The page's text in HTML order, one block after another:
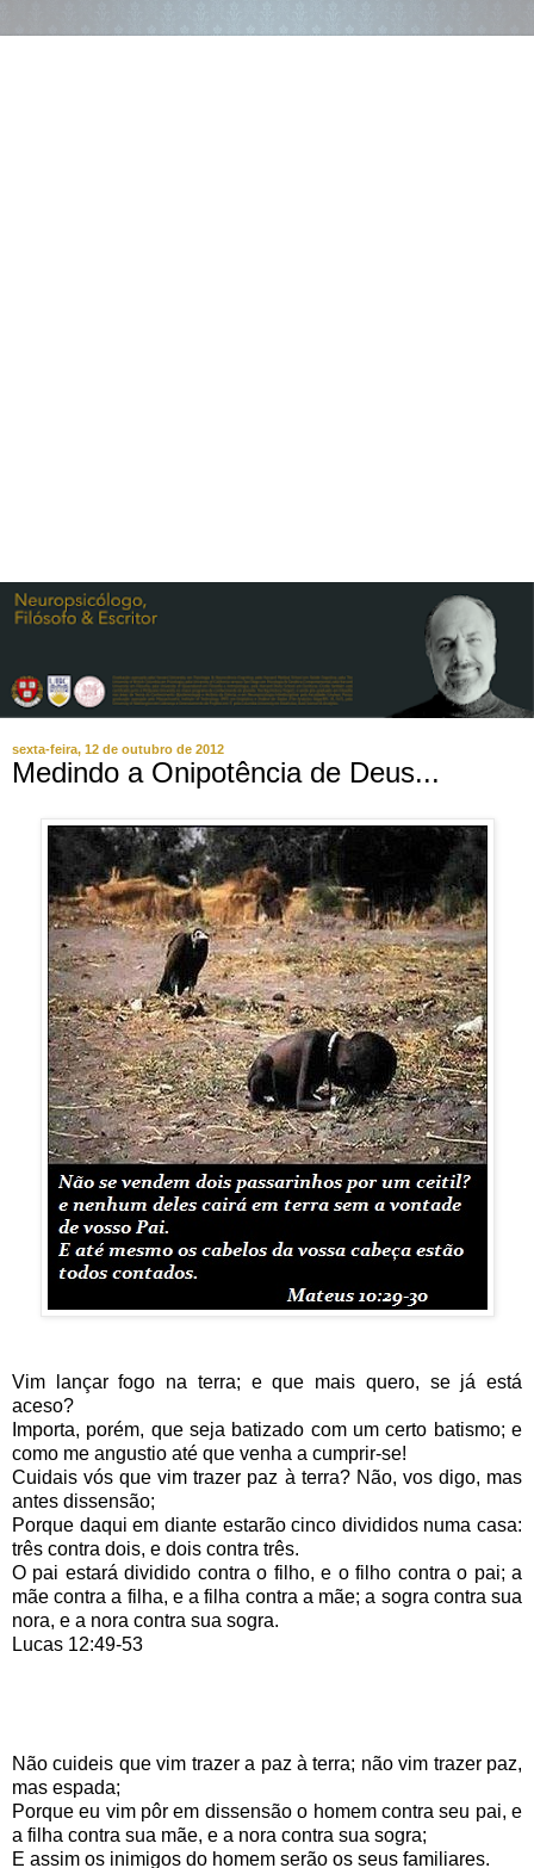
sexta-feira, 12 de outubro de 2012
Medindo a Onipotência de Deus...
Vim lançar fogo na terra; e que mais quero, se já está
aceso?
Importa, porém, que seja batizado com um certo batismo; e
como me angustio até que venha a cumprir-se!
Cuidais vós que vim trazer paz à terra? Não, vos digo, mas
antes dissensão;
Porque daqui em diante estarão cinco divididos numa casa:
três contra dois, e dois contra três.
O pai estará dividido contra o filho, e o filho contra o pai; a
mãe contra a filha, e a filha contra a mãe; a sogra contra sua
nora, e a nora contra sua sogra.
Lucas 12:49-53
Não cuideis que vim trazer a paz à terra; não vim trazer paz,
mas espada;
Porque eu vim pôr em dissensão o homem contra seu pai, e
a filha contra sua mãe, e a nora contra sua sogra;
E assim os inimigos do homem serão os seus familiares.